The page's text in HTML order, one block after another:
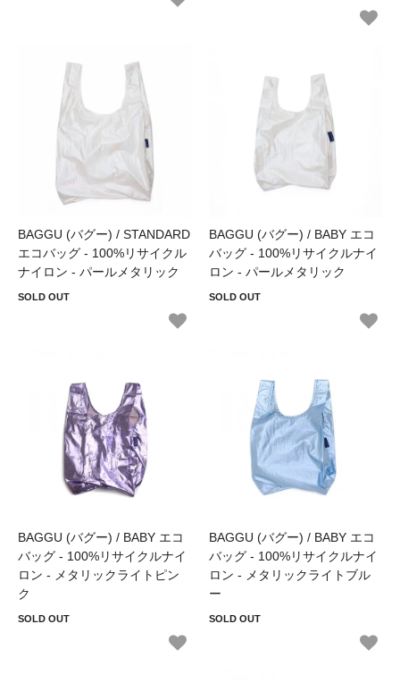
BAGGU (バグー) / STANDARD
エコバッグ - 100%リサイクル
ナイロン - パールメタリック
SOLD OUT
BAGGU (バグー) / BABY エコ
バッグ - 100%リサイクルナイ
ロン - パールメタリック
SOLD OUT
BAGGU (バグー) / BABY エコ
バッグ - 100%リサイクルナイ
ロン - メタリックライトピン
ク
SOLD OUT
BAGGU (バグー) / BABY エコ
バッグ - 100%リサイクルナイ
ロン - メタリックライトブル
ー
SOLD OUT